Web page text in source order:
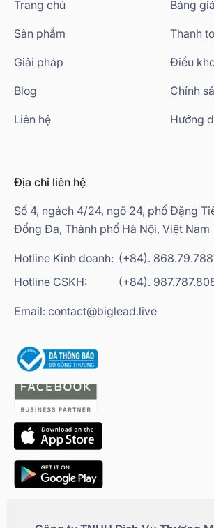
Trang chủ
Sản phẩm
Giải pháp
Blog
Liên hệ
Bảng giá
Thanh
Điều
Chính
Hướng
Địa chỉ liên hệ
Số 4, ngách 4/24, ngõ 24, phố Đặng
Đống Đa, Thành phố Hà Nội, Việt Nam
Hotline Kinh doanh: (+84).
Hotline CSKH:
(+84).
Email: contact@biglead.live